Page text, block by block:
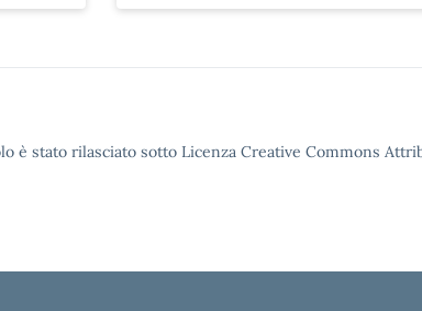
è stato rilasciato sotto Licenza Creative Commons